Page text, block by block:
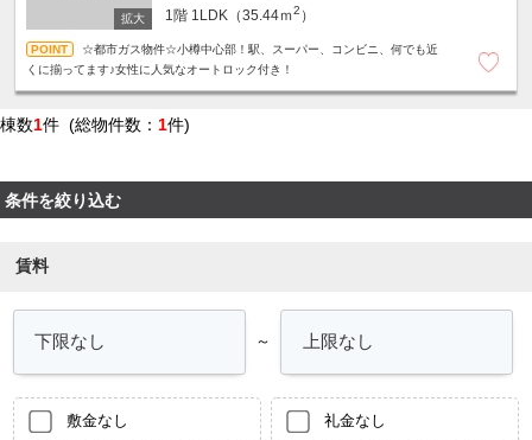
1階 1LDK（35.44ｍ2 ）
☆都市ガス物件☆小樽中心部！駅、スーパー、コンビニ、何でも近
くに揃ってます♪女性に人気なオートロック付き！
棟数1件 (総物件数： 1件)
条件を絞り込む
賃料
～
敷金なし 礼金なし